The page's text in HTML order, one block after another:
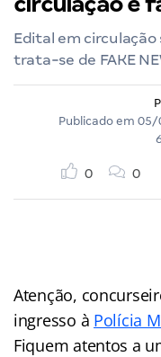
Edital em
trata-se de FAKE
Publicado em 05/
0 0
Atenção,
ingresso à Polícia
Fiquem atentos a